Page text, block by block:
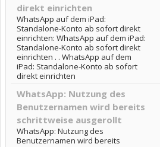
direkt einrichten
WhatsApp auf dem iPad:
Standalone-Konto ab sofort direkt
einrichten: WhatsApp auf dem iPad:
Standalone-Konto ab sofort direkt
einrichten . . WhatsApp auf dem
iPad: Standalone-Konto ab sofort
direkt einrichten
WhatsApp: Nutzung des
Benutzernamen wird bereits
schrittweise ausgerollt
WhatsApp: Nutzung des
Benutzernamen wird bereits